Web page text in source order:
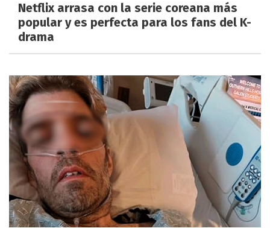
Netflix arrasa con la serie coreana más
popular y es perfecta para los fans del K-
drama